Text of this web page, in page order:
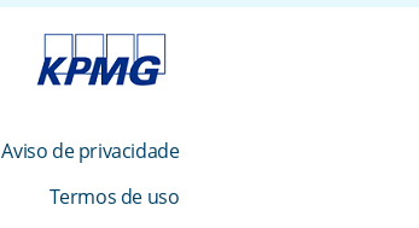
Aviso de privacidade
Termos de uso